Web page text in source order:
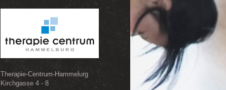
Therapie-Centrum-Hammelurg
Kirchgasse 4 - 8